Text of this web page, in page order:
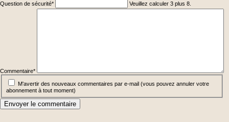
Champ
obligatoire
Question de sécurité*
Veuillez calculer 3 plus 8.
Commentaire*
M'avertir des nouveaux commentaires par e-mail (vous pouvez annuler votre
abonnement à tout moment)
Envoyer le commentaire